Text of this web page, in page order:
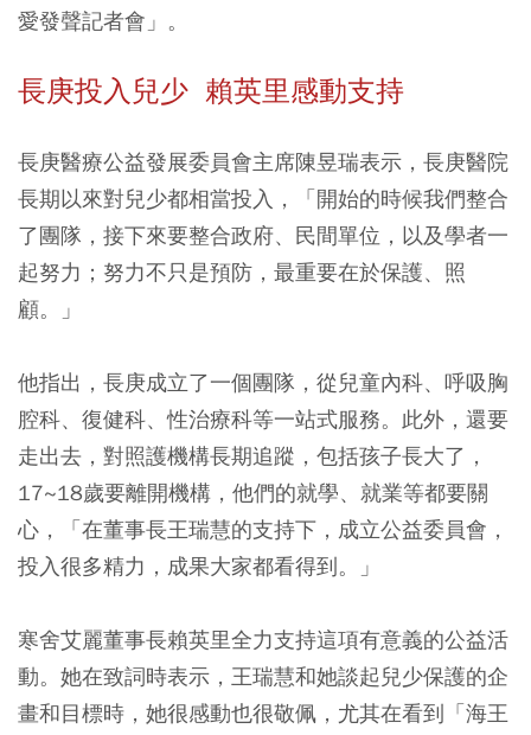
愛發聲記者會」。
長庚投入兒少 賴英里感動支持
長庚醫療公益發展委員會主席陳昱瑞表示，長庚醫院
長期以來對兒少都相當投入，「開始的時候我們整合
了團隊，接下來要整合政府、民間單位，以及學者一
起努力；努力不只是預防，最重要在於保護、照
顧。」
他指出，長庚成立了一個團隊，從兒童內科、呼吸胸
腔科、復健科、性治療科等一站式服務。此外，還要
走出去，對照護機構長期追蹤，包括孩子長大了，
17~18歲要離開機構，他們的就學、就業等都要關
心，「在董事長王瑞慧的支持下，成立公益委員會，
投入很多精力，成果大家都看得到。」
寒舍艾麗董事長賴英里全力支持這項有意義的公益活
動。她在致詞時表示，王瑞慧和她談起兒少保護的企
畫和目標時，她很感動也很敬佩，尤其在看到「海王